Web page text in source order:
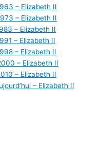
– Elizabeth II
– Elizabeth II
– Elizabeth II
– Elizabeth II
– Elizabeth II
– Elizabeth II
– Elizabeth II
– Elizabeth II